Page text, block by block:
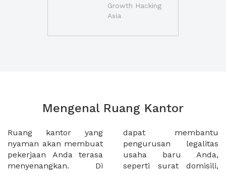
Growth Hacking
Asia
Mengenal Ruang Kantor
Ruang kantor yang
nyaman akan membuat
pekerjaan Anda terasa
menyenangkan. Di
dapat membantu
pengurusan legalitas
usaha baru Anda,
seperti surat domisili,